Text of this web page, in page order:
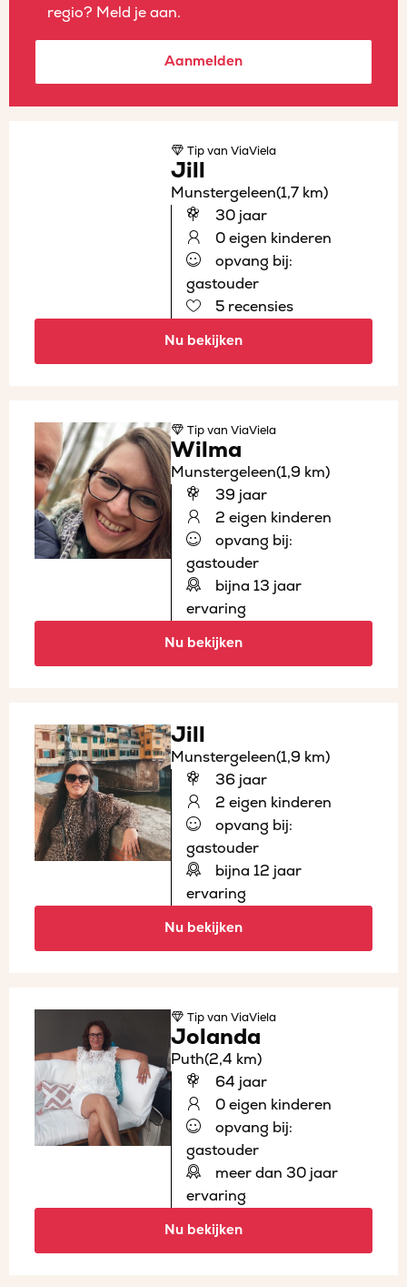
regio? Meld je aan.
Aanmelden
Tipvan ViaViela
Jill
Munstergeleen(1,7 km)
30 jaar
0 eigen kinderen
opvang bij:
gastouder
5 recensies
Nu bekijken
Tipvan ViaViela
Wilma
Munstergeleen(1,9 km)
39 jaar
2 eigen kinderen
opvang bij:
gastouder
bijna 13 jaar
ervaring
Nu bekijken
Jill
Munstergeleen(1,9 km)
36 jaar
2 eigen kinderen
opvang bij:
gastouder
bijna 12 jaar
ervaring
Nu bekijken
Tipvan ViaViela
Jolanda
Puth(2,4 km)
64 jaar
0 eigen kinderen
opvang bij:
gastouder
meer dan 30 jaar
ervaring
Nu bekijken